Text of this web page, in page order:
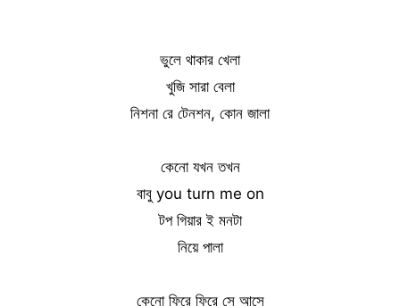
ভুলে থাকার খেলা
খুজি সারা বেলা
নিশনা রে টেনশন, কোন জালা
কেনো যখন তখন
বাবু you turn me on
টপ গিয়ার ই মনটা
নিয়ে পালা
কেনো ফিরে ফিরে সে আসে